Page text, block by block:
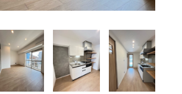
お問い合わせ(個人)
お問い合わせ(法人)